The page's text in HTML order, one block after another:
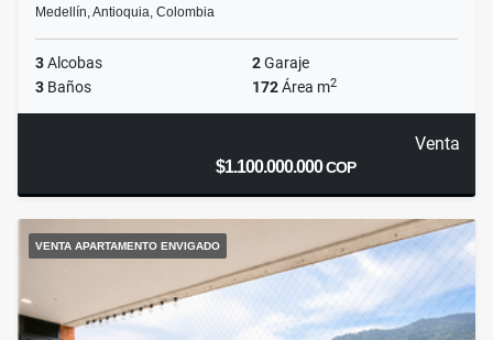
Medellín, Antioquia, Colombia
3Alcobas 2Garaje
3 Baños 172Área m2
Venta
$1.100.000.000COP
VENTA APARTAMENTO ENVIGADO